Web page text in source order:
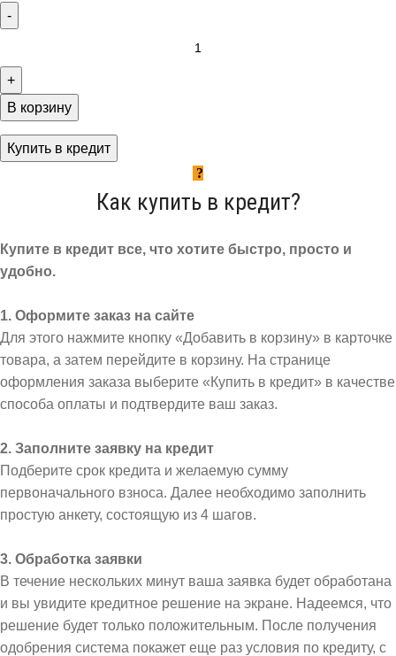
В корзину
Купить в кредит
Как купить в кредит?
Купите в кредит все, что хотите быстро, просто и
удобно.
1. Оформите заказ на сайте
Для этого нажмите кнопку «Добавить в корзину» в карточке
товара, а затем перейдите в корзину. На странице
оформления заказа выберите «Купить в кредит» в качестве
способа оплаты и подтвердите ваш заказ.
2. Заполните заявку на кредит
Подберите срок кредита и желаемую сумму
первоначального взноса. Далее необходимо заполнить
простую анкету, состоящую из 4 шагов.
3. Обработка заявки
В течение нескольких минут ваша заявка будет обработана
и вы увидите кредитное решение на экране. Надеемся, что
решение будет только положительным. После получения
одобрения система покажет еще раз условия по кредиту, с